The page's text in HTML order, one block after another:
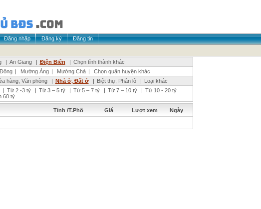
Đăng nhập Đăng ký
Đăng tin
| An Giang | Điện Biên | Chọn tỉnh thành khác
| Mường Ảng | Mường Chà |
Chọn quận huyện khác
hàng, Văn phòng | Nhà ở, Đất ở | Biệt thự, Phân lô | Loại khác
| Từ 2 -3 tỷ | Từ 3 – 5 tỷ | Từ 5 – 7 tỷ | Từ 7 – 10 tỷ | Từ 10 - 20 tỷ
60 tỷ
Tỉnh /T.Phố Giá Lượt xem Ngày